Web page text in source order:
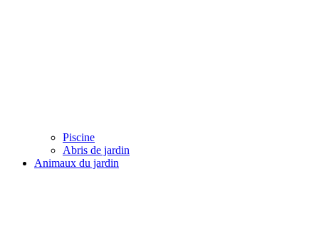
Piscine
Abris de jardin
Animaux du jardin